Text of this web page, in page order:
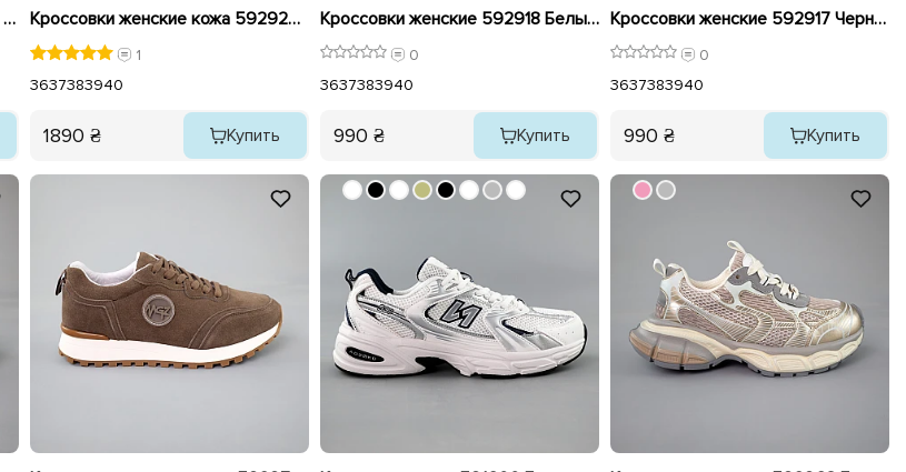
Кроссовки женские кожа 592411 Белые распродажа Кроссовки женские кожа 592920 Белые серые
1
3637383940
1890 ₴ Купить
Кроссовки женские 592918 Белые серые
0
3637383940
990 ₴ Купить
Кроссовки женские 592917 Черные
0
3637383940
990 ₴ Купить